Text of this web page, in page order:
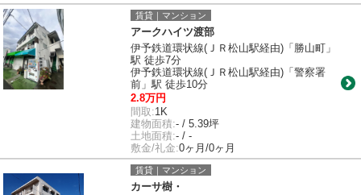
賃貸｜マンション
アークハイツ渡部
伊予鉄道環状線(ＪＲ松山駅経由)「勝山町」
駅 徒歩7分
伊予鉄道環状線(ＪＲ松山駅経由)「警察署
前」駅 徒歩10分
2.8万円
間取:1K
建物面積:- / 5.39坪
土地面積:- / -
敷金/礼金:0ヶ月/0ヶ月
賃貸｜マンション
カーサ樹・